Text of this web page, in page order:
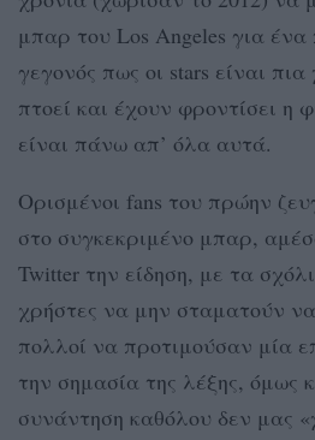
μπαρ του Los Angeles για ένα
γεγονός πως οι stars είναι
πτοεί και έχουν φροντίσει η
είναι πάνω απ’ όλα αυτά.
Ορισμένοι fans του πρώην
στο συγκεκριμένο μπαρ,
Twitter την είδηση, με τα
χρήστες να μην σταματούν
πολλοί να προτιμούσαν μία
την σημασία της λέξης, όμως
συνάντηση καθόλου δεν μας